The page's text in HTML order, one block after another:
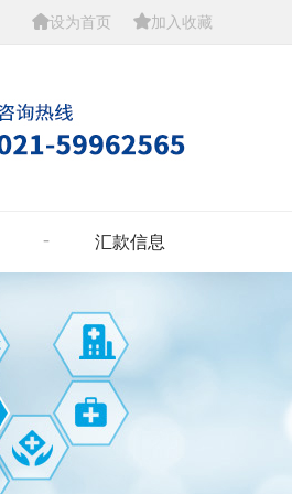
设为首页 加入收藏
汇款信息